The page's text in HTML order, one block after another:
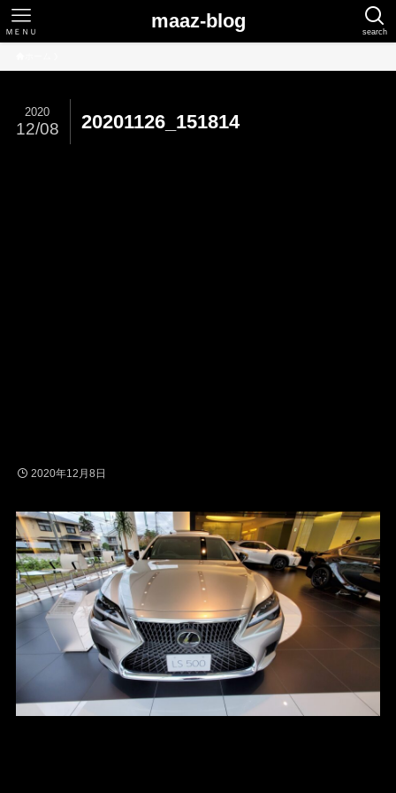
maaz-blog search
ＭＥＮＵ
20201126_151814
2020
12/08
2020年12月8日